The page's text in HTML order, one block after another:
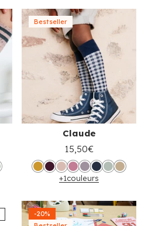
Bestseller
Claude
15,50€
+1couleurs
-20%